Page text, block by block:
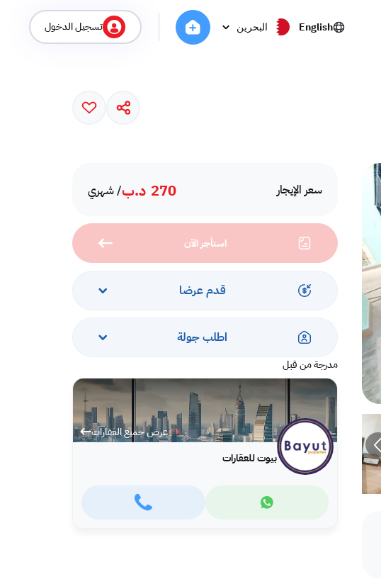
English البحرين تسجيل الدخول
سعر الإيجار 270 د.ب/ شهري
استأجر الآن
قدم عرضا
اطلب جولة
مدرجة من قبل
عرض جميع العقارات
بيوت للعقارات